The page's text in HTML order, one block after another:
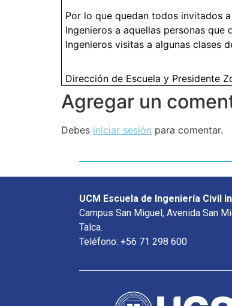
Por lo que quedan todos invitados
Ingenieros a aquellas personas
Ingenieros visitas a algunas clases
Dirección de Escuela y Presidente
Agregar un
Debes iniciar sesión para comentar.
UCM Escuela de Ingeniería Civil
Campus San Miguel, Avenida San
Talca.
Teléfono: +56 71 298 600